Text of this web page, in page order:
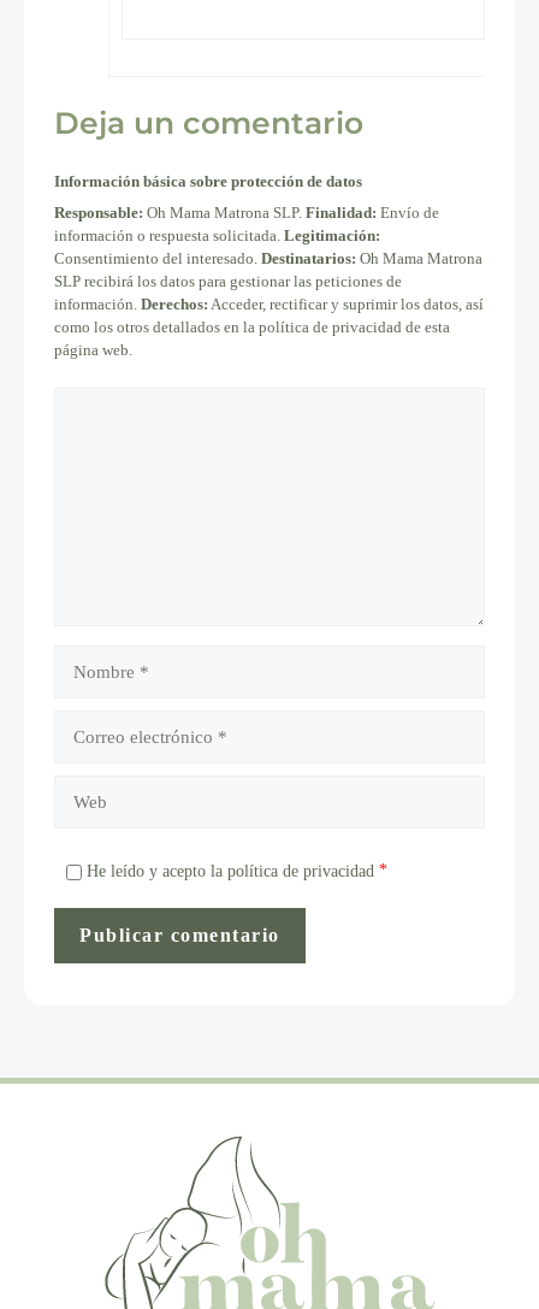
Deja un comentario
Información básica sobre protección de datos
Responsable: Oh Mama Matrona SLP. Finalidad: Envío de
información o respuesta solicitada. Legitimación:
Consentimiento del interesado. Destinatarios: Oh Mama Matrona
SLP recibirá los datos para gestionar las peticiones de
información. Derechos: Acceder, rectificar y suprimir los datos, así
como los otros detallados en la política de privacidad de esta
página web.
He leído y acepto la política de privacidad *